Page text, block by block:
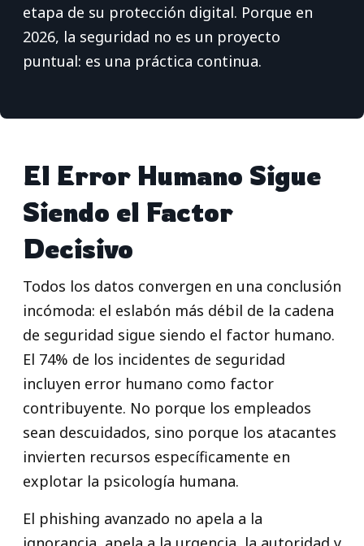
etapa de su protección digital. Porque en
2026, la seguridad no es un proyecto
puntual: es una práctica continua.
El Error Humano Sigue
Siendo el Factor
Decisivo
Todos los datos convergen en una conclusión
incómoda: el eslabón más débil de la cadena
de seguridad sigue siendo el factor humano.
El 74% de los incidentes de seguridad
incluyen error humano como factor
contribuyente. No porque los empleados
sean descuidados, sino porque los atacantes
invierten recursos específicamente en
explotar la psicología humana.
El phishing avanzado no apela a la